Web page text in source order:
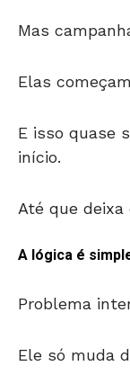
Mas
Elas
E isso quase
início.
Até que
A lógica é
Problema
Ele só muda